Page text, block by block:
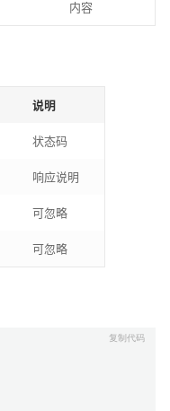
内容
说明
状态码
响应说明
可忽略
可忽略